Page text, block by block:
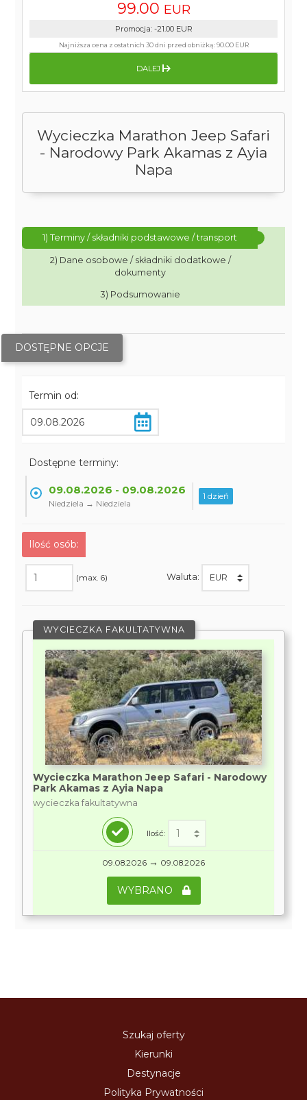
Wycieczka Marathon Jeep Safari
- Narodowy Park Akamas z Ayia
Napa
1) Terminy / składniki podstawowe / transport
2) Dane osobowe / składniki dodatkowe /
dokumenty
3) Podsumowanie
DOSTĘPNE OPCJE
Termin od:
Dostępne terminy:
09.08.2026 - 09.08.2026
Niedziela → Niedziela
1 dzień
Ilość osób:
(max. 6) Waluta:
WYCIECZKA FAKULTATYWNA
Wycieczka Marathon Jeep Safari - Narodowy
Park Akamas z Ayia Napa
wycieczka fakultatywna
Ilość:
09.08.2026 → 09.08.2026
WYBRANO
99.00 EUR
Promocja: -21.00 EUR
Najniższa cena z ostatnich 30 dni przed obniżką:90.00 EUR
DALEJ
Szukaj oferty
Kierunki
Destynacje
Polityka Prywatności